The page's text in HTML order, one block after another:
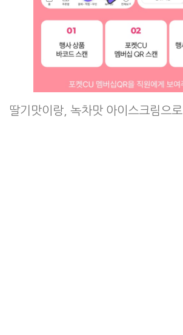
딸기맛이랑, 녹차맛 아이스크림으